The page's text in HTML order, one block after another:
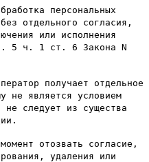
персональных
отдельного согласия,
или исполнения
п. 5 ч. 1 ст. 6 Закона N
получает отдельное
не является условием
не следует из существа
отозвать согласие,
удаления или